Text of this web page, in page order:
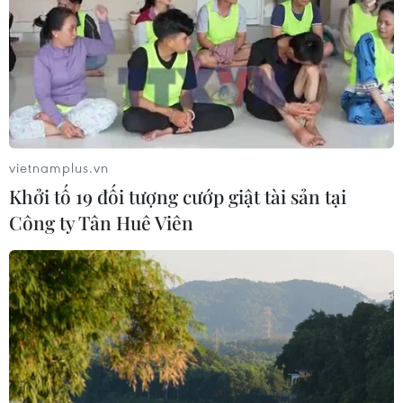
Cộng hòa Dân chủ Congo ghi nhận
hơn 300 trẻ em tử vong do Ebola
08/08/2026 15:21
Thượng viện Mỹ thông qua luật ngân
sách tránh nguy cơ chính phủ đóng
cửa
08/08/2026 13:31
Tổng Bí thư, Chủ tịch nước Tô Lâm
lên đường thăm cấp Nhà nước
Australia và New Zealand
08/08/2026 12:52
vietnamplus.vn
Khởi tố 19 đối tượng cướp giật tài sản tại
Công ty Tân Huê Viên